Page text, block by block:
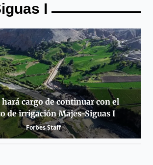
I
hará cargo de continuar con el
de irrigación Majes-Siguas I
Forbes Staff